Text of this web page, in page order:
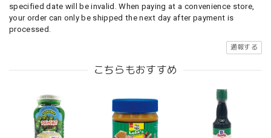
specified date will be invalid. When paying at a convenience store,
your order can only be shipped the next day after payment is
processed.
通報する
こちらもおすすめ